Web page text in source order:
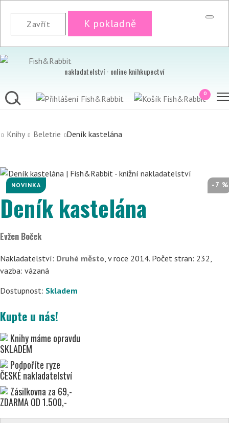
Zavřít K pokladně
nakladatelství · online knihkupectví
0
Knihy Beletrie Deník kastelána
NOVINKA -7 %
Deník kastelána
Evžen Boček
Nakladatelství: Druhé město, v roce 2014. Počet stran: 232,
vazba: vázaná
Dostupnost: Skladem
Kupte u nás!
Knihy máme opravdu
SKLADEM
Podpoříte ryze
ČESKÉ nakladatelství
Zásilkovna za 69,-
ZDARMA OD 1.500,-